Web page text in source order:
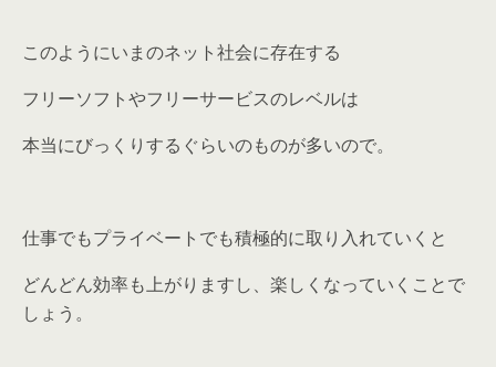
このようにいまのネット社会に存在する
フリーソフトやフリーサービスのレベルは
本当にびっくりするぐらいのものが多いので。
仕事でもプライベートでも積極的に取り入れていくと
どんどん効率も上がりますし、楽しくなっていくことで
しょう。